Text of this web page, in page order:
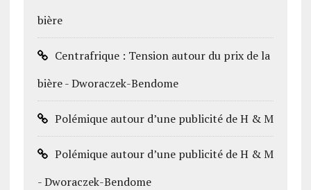
bière
Centrafrique : Tension autour du prix de la
bière - Dworaczek-Bendome
Polémique autour d’une publicité de H & M
Polémique autour d’une publicité de H & M
- Dworaczek-Bendome